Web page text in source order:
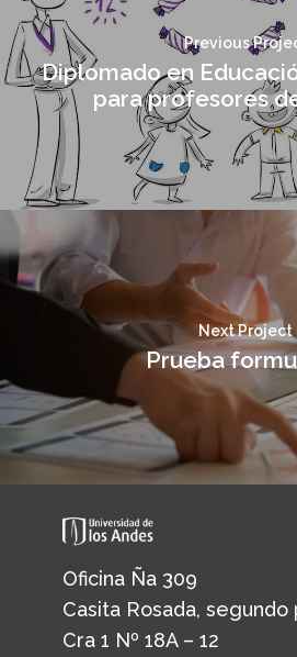
Previous
Diplomado en
para profesores
Next Project
Prueba
Oficina Ña 309
Casita Rosada, segundo
Cra 1 Nº 18A – 12